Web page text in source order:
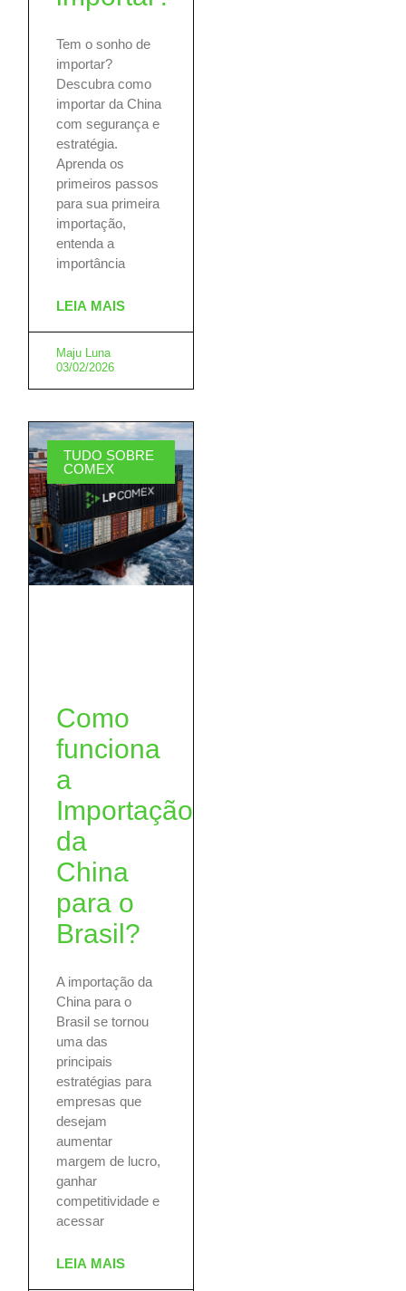
Tem o sonho de
importar?
Descubra como
importar da China
com segurança e
estratégia.
Aprenda os
primeiros passos
para sua primeira
importação,
entenda a
importância
LEIA MAIS
Maju Luna
03/02/2026
TUDO SOBRE
COMEX
Como
funciona
a
Importação
da
China
para o
Brasil?
A importação da
China para o
Brasil se tornou
uma das
principais
estratégias para
empresas que
desejam
aumentar
margem de lucro,
ganhar
competitividade e
acessar
LEIA MAIS